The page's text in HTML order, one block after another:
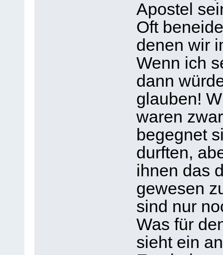
Apostel
Oft
denen wir
Wenn ich
dann
glauben!
waren
begegnet
durften,
ihnen das
gewesen
sind nur
Was für
sieht ein